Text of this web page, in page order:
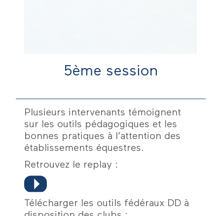
5ème session
Plusieurs intervenants témoignent
sur les outils pédagogiques et les
bonnes pratiques à l’attention des
établissements équestres.
Retrouvez le replay :
Télécharger les outils fédéraux DD à